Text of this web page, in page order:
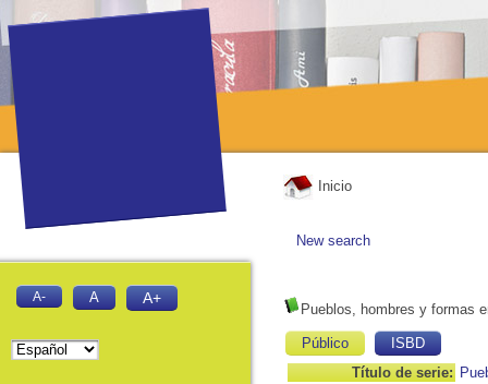
Inicio
New search
Pueblos, hombres y formas
Público
ISBD
Título de serie:
A- A A+